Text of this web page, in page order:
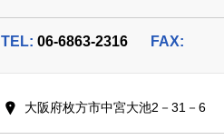
TEL: 06-6863-2316 FAX:
大阪府枚方市中宮大池2－31－6